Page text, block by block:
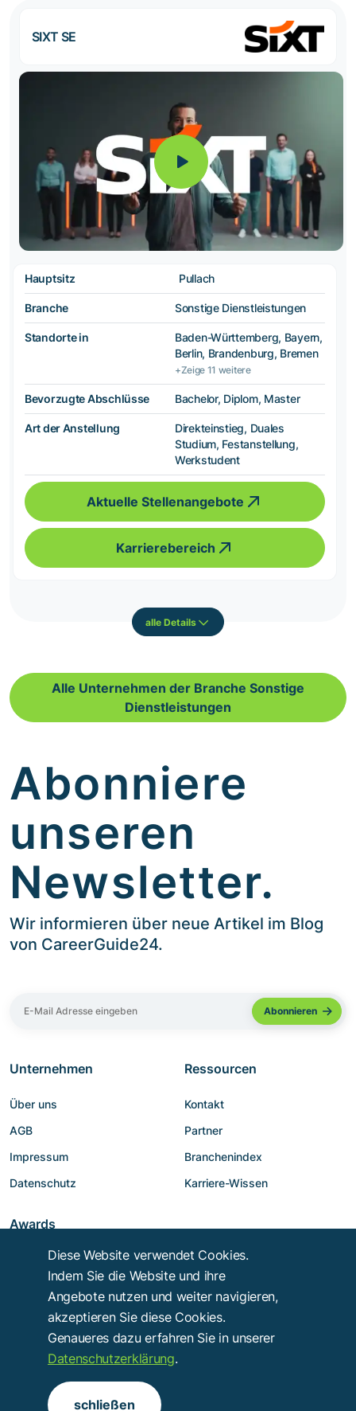
SIXT SE
Hauptsitz Pullach
Branche Sonstige Dienstleistungen
Standorte in
Baden-Württemberg, Bayern,
Berlin, Brandenburg, Bremen
+Zeige 11 weitere
Bevorzugte Abschlüsse Bachelor, Diplom, Master
Art der Anstellung
Direkteinstieg, Duales
Studium, Festanstellung,
Werkstudent
Aktuelle Stellenangebote
Karrierebereich
alle Details
Alle Unternehmen der Branche Sonstige
Dienstleistungen
Abonniere
unseren
Newsletter.
Wir informieren über neue Artikel im Blog
von CareerGuide24.
Unternehmen
Über uns
AGB
Impressum
Datenschutz
Ressourcen
Kontakt
Partner
Branchenindex
Karriere-Wissen
Awards
Copyright © 2014 - 2026 Troy Verlags- und Werbungsgesellschaft mbH
Diese Website verwendet Cookies.
Indem Sie die Website und ihre
Angebote nutzen und weiter navigieren,
akzeptieren Sie diese Cookies.
Genaueres dazu erfahren Sie in unserer
Datenschutzerklärung.
schließen